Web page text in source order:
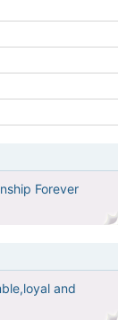
Forever
and